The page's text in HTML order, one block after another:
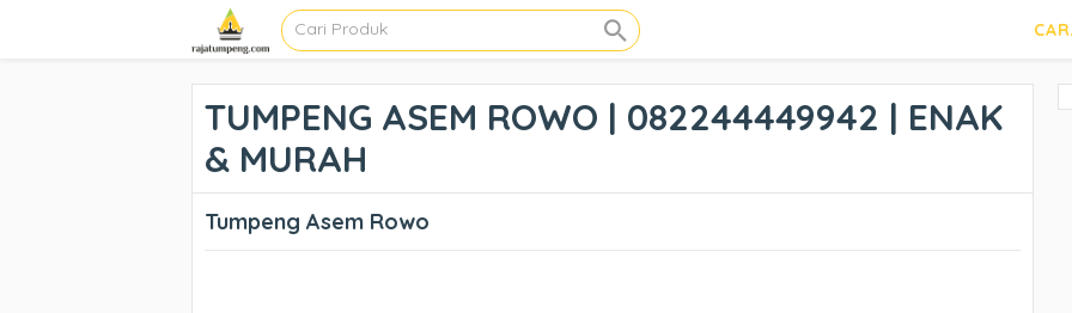
TUMPENG ASEM ROWO | 082244449942 | ENAK
& MURAH
Tumpeng Asem Rowo